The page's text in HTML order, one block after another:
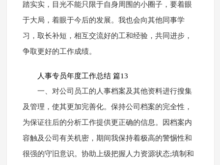
踏实实，目光不能只限于自身周围的小圈子，要着眼
于大局，着眼于今后的发展。我也会向其他同事学
习，取长补短，相互交流好的工和经验，共同进步，
争取更好的工作成绩。
人事专员年度工作总结 篇13
一、对公司员工的人事档案及其他资料进行搜集
及管理，使其更加完善化。保持公司档案的完全性，
为保证往后的分析工作提供更正确的信息。因档案内
容触及公司有关机密，期间我保持着极高的警惕性和
很强的守旧意识。协助上级把握人力资源状态;填制和